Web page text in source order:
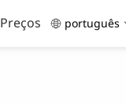
Preços português